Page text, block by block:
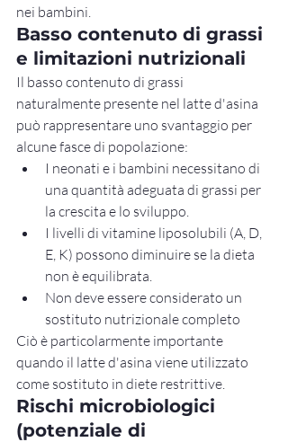
nei bambini.
Basso contenuto di grassi
e limitazioni nutrizionali
Il basso contenuto di grassi
naturalmente presente nel latte d'asina
può rappresentare uno svantaggio per
alcune fasce di popolazione:
I neonati e i bambini necessitano di
una quantità adeguata di grassi per
la crescita e lo sviluppo.
I livelli di vitamine liposolubili (A, D,
E, K) possono diminuire se la dieta
non è equilibrata.
Non deve essere considerato un
sostituto nutrizionale completo
Ciò è particolarmente importante
quando il latte d'asina viene utilizzato
come sostituto in diete restrittive.
Rischi microbiologici
(potenziale di